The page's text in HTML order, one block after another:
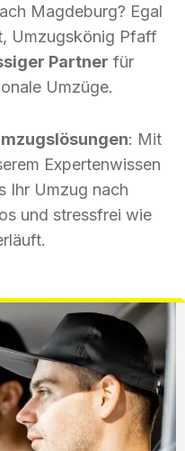
Magdeburg? Egal
Umzugskönig Pfaff
Partner für
Umzüge.
: Mit
Expertenwissen
Ihr Umzug nach
und stressfrei wie